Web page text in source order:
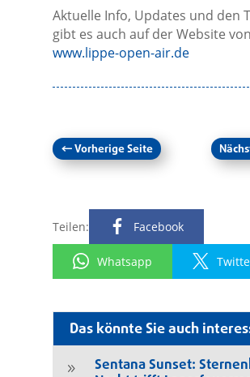
Das könnte Sie auch
9
Sentana Sunset:
Aktuelle Info, Updates und den
gibt es auch auf der Website
www.lippe-open-air.de
←Vorherige Seite
Teilen: Facebook
Whatsapp